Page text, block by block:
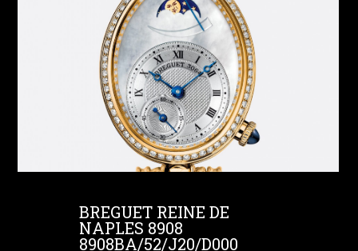
BREGUET REINE DE
NAPLES 8908
8908BA/52/J20/D000